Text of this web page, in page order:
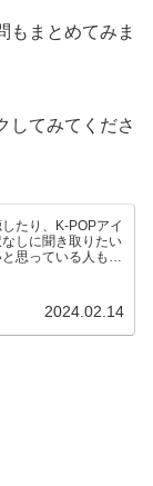
もまとめてみま
してみてくださ
たり、K-POPアイ
しに聞き取りたい
思っている人も多
2024.02.14